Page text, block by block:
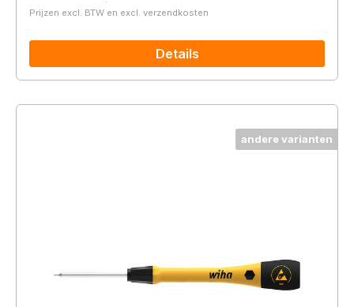
Prijzen excl. BTW en excl. verzendkosten
Details
andere varianten